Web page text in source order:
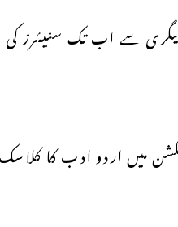
سے اب تک سنیئرز کی
اردو ادب کا کلاسک،